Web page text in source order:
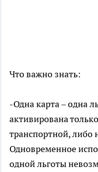
Что важно знать:
-Одна карта – одна
активирована
транспортной, либо
Одновременное
одной льготы